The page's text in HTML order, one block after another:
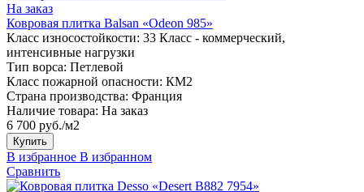
На заказ
Ковровая плитка Balsan «Odeon 985»
Класс износостойкости: 33 Класс - коммерческий,
интенсивные нагрузки
Тип ворса: Петлевой
Класс пожарной опасности: КМ2
Страна производства: Франция
Наличие товара: На заказ
6 700 руб./м2
Купить
В избранное В избранном
Сравнить